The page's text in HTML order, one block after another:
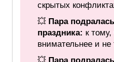
скрытых
💥 Пара
праздника: к
внимательнее и не